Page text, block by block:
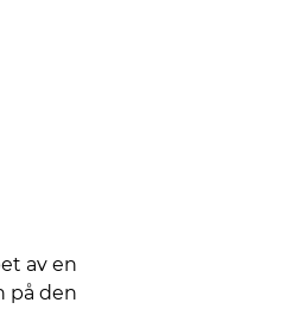
av en
på den